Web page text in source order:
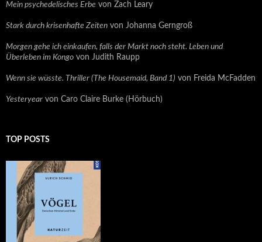
Mein psychedelisches Erbe von Zach Leary
Stark durch krisenhafte Zeiten von Johanna Gerngroß
Morgen gehe ich einkaufen, falls der Markt noch steht. Leben und
Überleben im Kongo von Judith Raupp
Wenn sie wüsste. Thriller (The Housemaid, Band 1) von Freida McFadden
Yesteryear von Caro Claire Burke (Hörbuch)
TOP POSTS